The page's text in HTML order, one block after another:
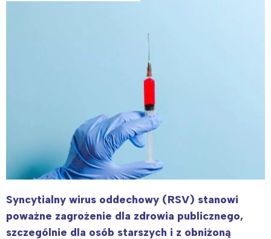
Syncytialny wirus oddechowy (RSV) stanowi
poważne zagrożenie dla zdrowia publicznego,
szczególnie dla osób starszych i z obniżoną